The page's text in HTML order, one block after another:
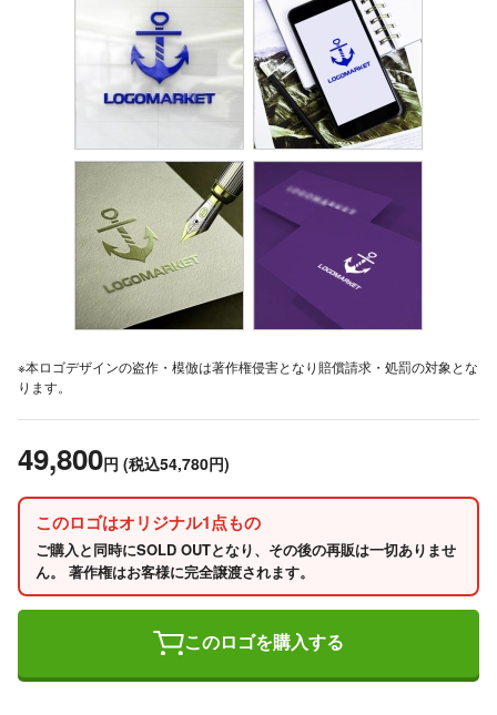
※本ロゴデザインの盗作・模倣は著作権侵害となり賠償請求・処罰の対象とな
ります。
49,800円 (税込54,780円)
このロゴはオリジナル1点もの
ご購入と同時にSOLD OUTとなり、その後の再販は一切ありませ
ん。 著作権はお客様に完全譲渡されます。
このロゴを購入する